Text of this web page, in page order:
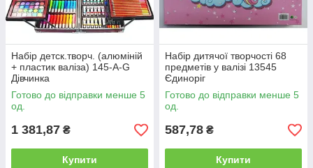
Набір детск.творч. (алюміній
+ пластик валіза) 145-А-G
Дівчинка
Готово до відправки менше 5
од.
1 381,87 ₴
Купити
Набір дитячої творчості 68
предметів у валізі 13545
Єдиноріг
Готово до відправки менше 5
од.
587,78 ₴
Купити